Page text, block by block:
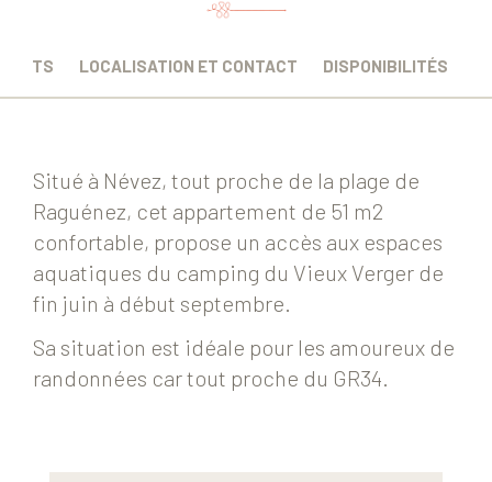
LOCALISATION ET CONTACT DISPONIBILITÉS
Situé à Névez, tout proche de la plage de
Raguénez, cet appartement de 51 m2
confortable, propose un accès aux espaces
aquatiques du camping du Vieux Verger de
fin juin à début septembre.
Sa situation est idéale pour les amoureux de
randonnées car tout proche du GR34.